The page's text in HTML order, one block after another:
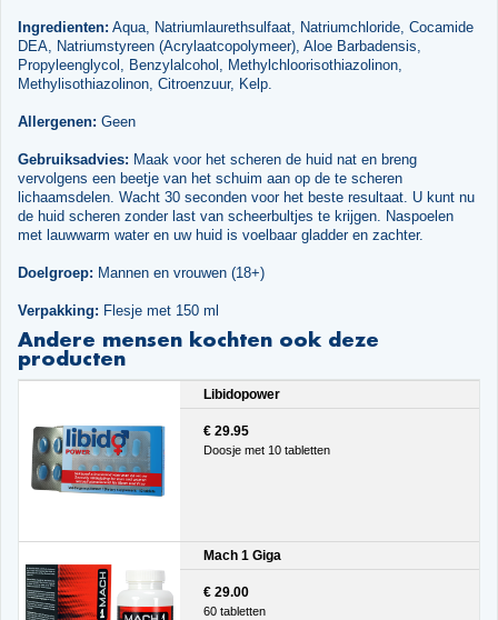
Ingredienten: Aqua, Natriumlaurethsulfaat, Natriumchloride, Cocamide
DEA, Natriumstyreen (Acrylaatcopolymeer), Aloe Barbadensis,
Propyleenglycol, Benzylalcohol, Methylchloorisothiazolinon,
Methylisothiazolinon, Citroenzuur, Kelp.
Allergenen: Geen
Gebruiksadvies: Maak voor het scheren de huid nat en breng
vervolgens een beetje van het schuim aan op de te scheren
lichaamsdelen. Wacht 30 seconden voor het beste resultaat. U kunt nu
de huid scheren zonder last van scheerbultjes te krijgen. Naspoelen
met lauwwarm water en uw huid is voelbaar gladder en zachter.
Doelgroep: Mannen en vrouwen (18+)
Verpakking: Flesje met 150 ml
Andere mensen kochten ook deze
producten
Libidopower
€ 29.95
Doosje met 10 tabletten
Mach 1 Giga
€ 29.00
60 tabletten